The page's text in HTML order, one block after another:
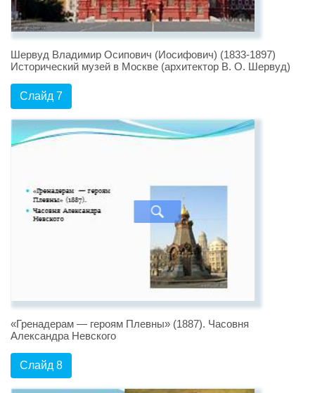
Шервуд Владимир Осипович (Иосифович) (1833-1897)
Исторический музей в Москве (архитектор В. О. Шервуд)
Слайд 7
«Гренадерам — героям Плевны» (1887). Часовня
Александра Невского
Слайд 8